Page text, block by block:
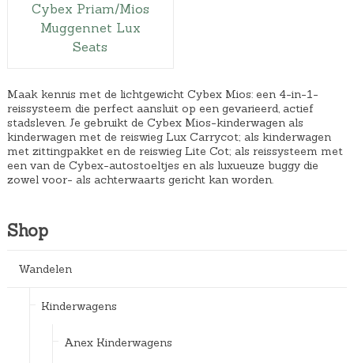
Cybex Priam/Mios
Muggennet Lux
Seats
Maak kennis met de lichtgewicht Cybex Mios: een 4-in-1-
reissysteem die perfect aansluit op een gevarieerd, actief
stadsleven. Je gebruikt de Cybex Mios-kinderwagen als
kinderwagen met de reiswieg Lux Carrycot; als kinderwagen
met zittingpakket en de reiswieg Lite Cot; als reissysteem met
een van de Cybex-autostoeltjes en als luxueuze buggy die
zowel voor- als achterwaarts gericht kan worden.
Shop
Wandelen
Kinderwagens
Anex Kinderwagens